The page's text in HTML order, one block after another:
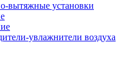
вытяжные установки
увлажнители воздуха